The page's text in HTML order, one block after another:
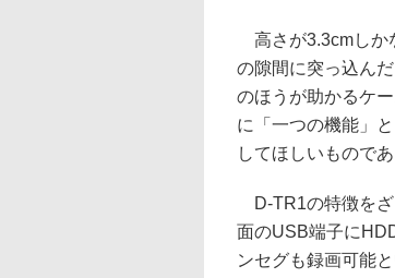
高さが3.3cmしか
の隙間に突っ込ん
のほうが助かるケ
に「一つの機能」
してほしいものであ
D-TR1の特徴をざ
面のUSB端子に
ンセグも録画可能